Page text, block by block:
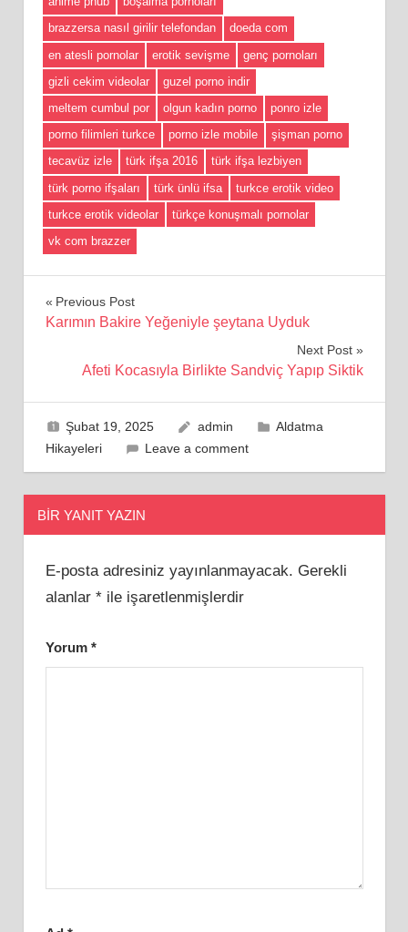
brazzersa nasıl girilir telefondan
doeda com
en atesli pornolar
erotik sevişme
genç pornoları
gizli cekim videolar
guzel porno indir
meltem cumbul por
olgun kadın porno
ponro izle
porno filimleri turkce
porno izle mobile
şişman porno
tecavüz izle
türk ifşa 2016
türk ifşa lezbiyen
türk porno ifşaları
türk ünlü ifsa
turkce erotik video
turkce erotik videolar
türkçe konuşmalı pornolar
vk com brazzer
Yazı
Previous Post
Karımın Bakire Yeğeniyle şeytana Uyduk
Next Post
Afeti Kocasıyla Birlikte Sandviç Yapıp Siktik
Şubat 19, 2025 admin
Aldatma
Hikayeleri
Leave a comment
BIR YANIT YAZIN
E-posta adresiniz yayınlanmayacak. Gerekli
alanlar *ile işaretlenmişlerdir
Yorum *